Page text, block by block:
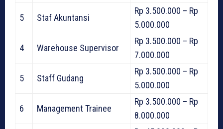
5 Staf Akuntansi
Rp 3.500.000 – Rp
5.000.000
4 Warehouse Supervisor
Rp 3.500.000 – Rp
7.000.000
5 Staff Gudang
Rp 3.500.000 – Rp
5.000.000
6 Management Trainee
Rp 3.500.000 – Rp
8.000.000